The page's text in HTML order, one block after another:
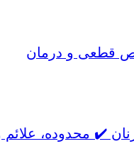
قطعی و درمان
✔️ محدوده، علائم